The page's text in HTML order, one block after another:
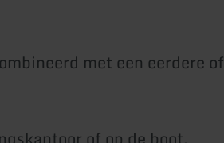
met een eerdere of